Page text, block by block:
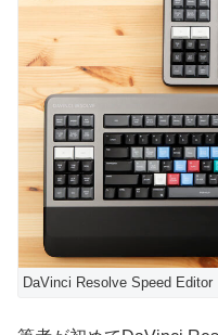
DaVinci Resolve Speed Editor